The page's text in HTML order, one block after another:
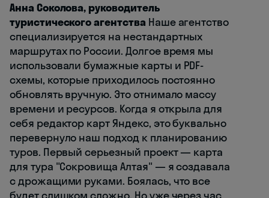
Анна Соколова, руководитель
туристического агентства Наше агентство
специализируется на нестандартных
маршрутах по России. Долгое время мы
использовали бумажные карты и PDF-
схемы, которые приходилось постоянно
обновлять вручную. Это отнимало массу
времени и ресурсов. Когда я открыла для
себя редактор карт Яндекс, это буквально
перевернуло наш подход к планированию
туров. Первый серьезный проект — карта
для тура "Сокровища Алтая" — я создавала
с дрожащими руками. Боялась, что все